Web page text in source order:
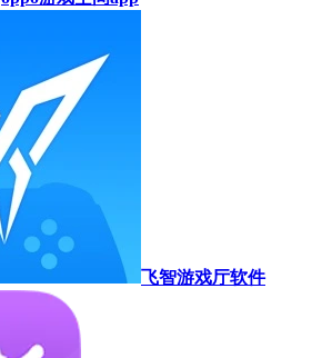
飞智游戏厅软件